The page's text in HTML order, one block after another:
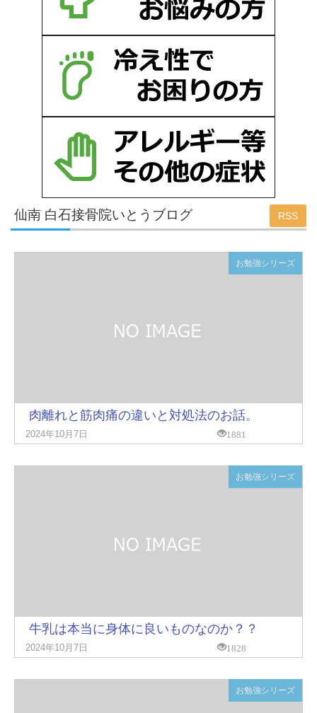
仙南 白石接骨院いとうブログ RSS
お勉強シリーズ
肉離れと筋肉痛の違いと対処法のお話。
2024年10月7日 1881
お勉強シリーズ
牛乳は本当に身体に良いものなのか？？
2024年10月7日 1828
お勉強シリーズ